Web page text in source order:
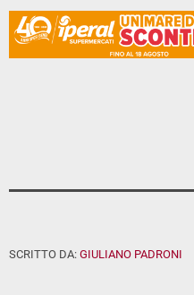
SCRITTO DA: GIULIANO PADRONI